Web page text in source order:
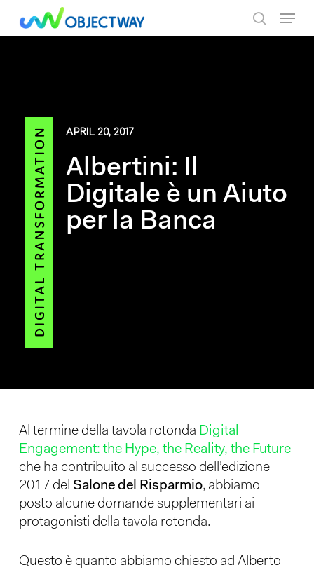
APRIL 20, 2017
Albertini: Il
Digitale è un Aiuto
per la Banca
Al termine della tavola rotonda Digital
Engagement: the Hype, the Reality, the Future
che ha contribuito al successo dell’edizione
2017 del Salone del Risparmio, abbiamo
posto alcune domande supplementari ai
protagonisti della tavola rotonda.
Questo è quanto abbiamo chiesto ad Alberto